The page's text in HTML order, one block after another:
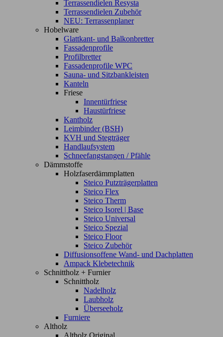
Terrassendielen Resysta
Terrassendielen Zubehör
NEU: Terrassenplaner
Hobelware
Glattkant- und Balkonbretter
Fassadenprofile
Profilbretter
Fassadenprofile WPC
Sauna- und Sitzbankleisten
Kanteln
Friese
Innentürfriese
Haustürfriese
Kantholz
Leimbinder (BSH)
KVH und Stegträger
Handlaufsystem
Schneefangstangen / Pfähle
Dämmstoffe
Holzfaserdämmplatten
Steico Putzträgerplatten
Steico Flex
Steico Therm
Steico Isorel | Base
Steico Universal
Steico Spezial
Steico Floor
Steico Zubehör
Diffusionsoffene Wand- und Dachplatten
Ampack Klebetechnik
Schnittholz + Furnier
Schnittholz
Nadelholz
Laubholz
Überseeholz
Furniere
Altholz